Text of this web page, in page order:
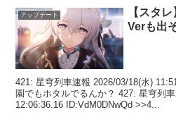
アップデート
【スタ
Verも出
421: 星穹列車速報 2026/03/18(水)
園でもホタルでるんか？ 427: 星穹列
12:06:36.16 ID:VdM0DNwQd >>4...